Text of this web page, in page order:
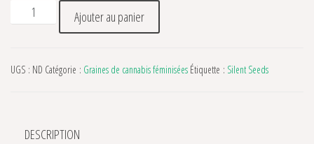
quantité de Açai Jelly Féminisée By Sherbinskis Silent Seeds
Ajouter au panier
UGS : ND Catégorie : Graines de cannabis féminisées Étiquette : Silent Seeds
DESCRIPTION